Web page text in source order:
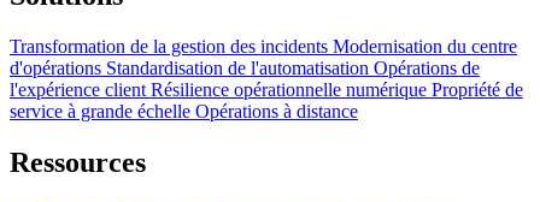
Transformation de la gestion des incidents Modernisation du centre
d'opérations Standardisation de l'automatisation Opérations de
l'expérience client Résilience opérationnelle numérique Propriété de
service à grande échelle Opérations à distance
Ressources